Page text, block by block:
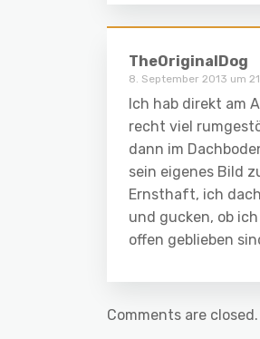
TheOriginalDog
8. September 2013 um
Ich hab direkt am
recht viel
dann im
sein eigenes Bild
Ernsthaft, ich
und gucken, ob
offen geblieben
Comments are closed.